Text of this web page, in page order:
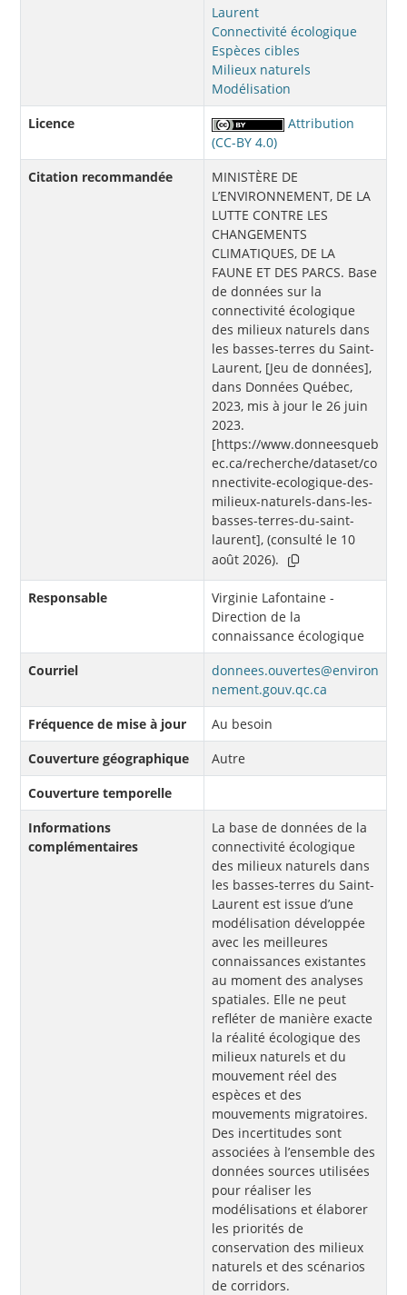
Laurent
Connectivité écologique
Espèces cibles
Milieux naturels
Modélisation
Licence
Attribution
(CC-BY 4.0)
Citation recommandée
MINISTÈRE DE
L’ENVIRONNEMENT, DE LA
LUTTE CONTRE LES
CHANGEMENTS
CLIMATIQUES, DE LA
FAUNE ET DES PARCS. Base
de données sur la
connectivité écologique
des milieux naturels dans
les basses-terres du Saint-
Laurent, [Jeu de données],
dans Données Québec,
2023, mis à jour le 26 juin
2023.
[https://www.donneesqueb
ec.ca/recherche/dataset/co
nnectivite-ecologique-des-
milieux-naturels-dans-les-
basses-terres-du-saint-
laurent], (consulté le 10
août 2026).
Responsable
Virginie Lafontaine -
Direction de la
connaissance écologique
Courriel
donnees.ouvertes@environ
nement.gouv.qc.ca
Fréquence de mise à jour
Au besoin
Couverture géographique
Autre
Couverture temporelle
Informations
complémentaires
La base de données de la
connectivité écologique
des milieux naturels dans
les basses-terres du Saint-
Laurent est issue d’une
modélisation développée
avec les meilleures
connaissances existantes
au moment des analyses
spatiales. Elle ne peut
refléter de manière exacte
la réalité écologique des
milieux naturels et du
mouvement réel des
espèces et des
mouvements migratoires.
Des incertitudes sont
associées à l’ensemble des
données sources utilisées
pour réaliser les
modélisations et élaborer
les priorités de
conservation des milieux
naturels et des scénarios
de corridors.